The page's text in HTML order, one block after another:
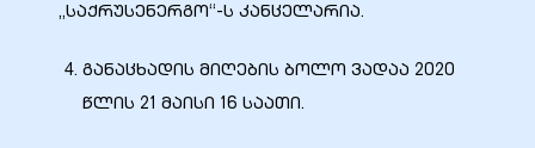
„საქრუსენერგო“-ს კანცელარია.
განაცხადის მიღების ბოლო ვადაა 2020
წლის 21 მაისი 16 საათი.